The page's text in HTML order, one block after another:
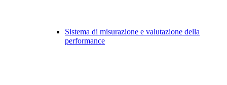
Sistema di misurazione e valutazione della
performance